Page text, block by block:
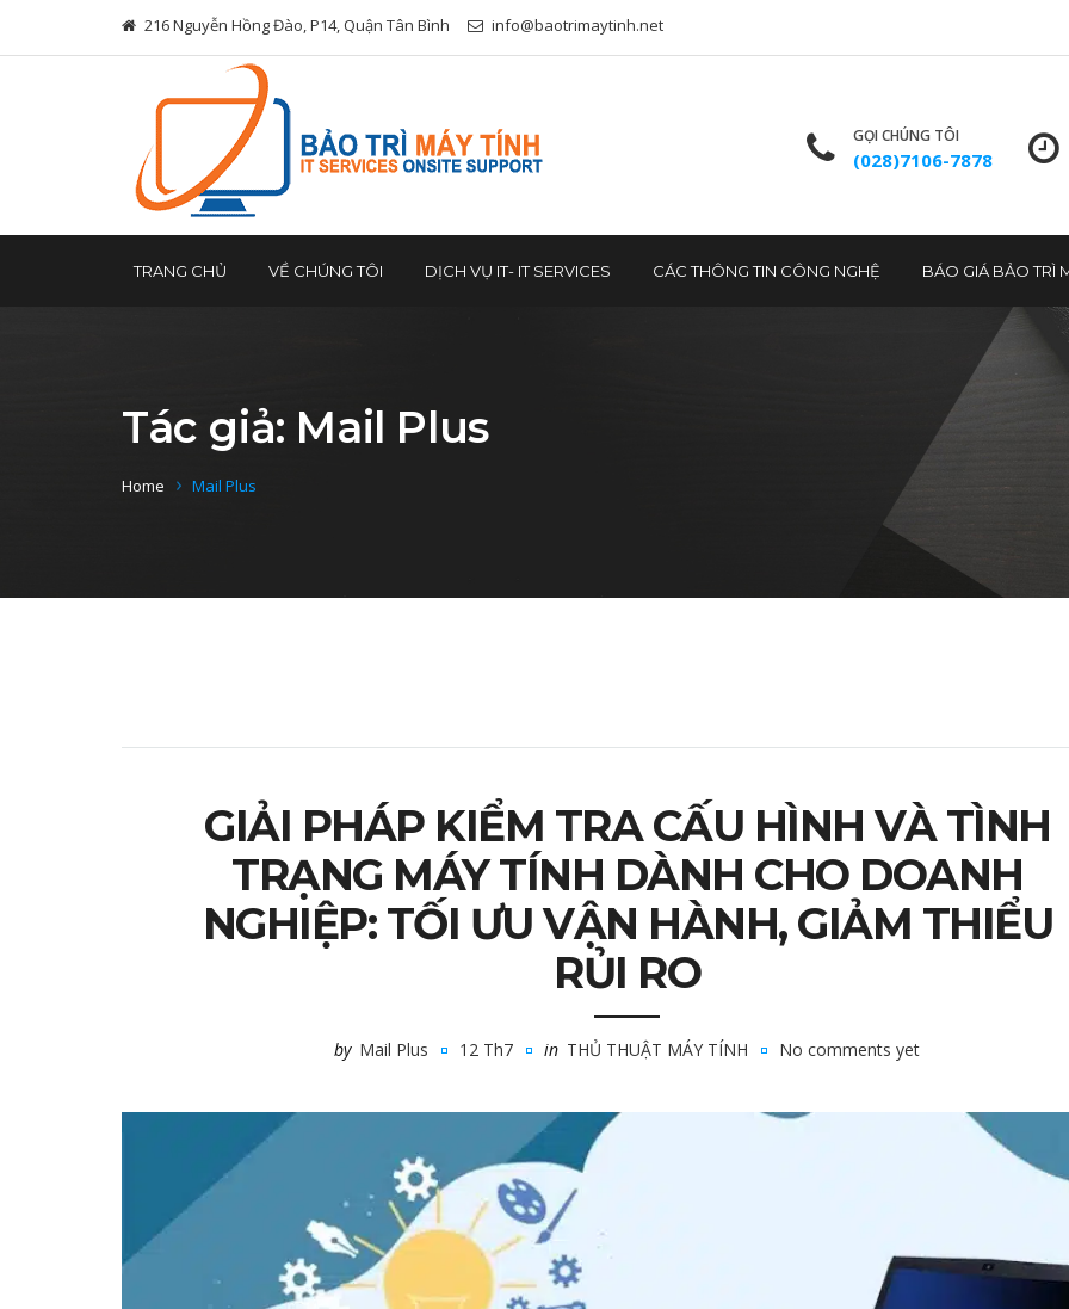
216 Nguyễn Hồng Đào, P14, Quận Tân Bình info@baotrimaytinh.net
GỌI CHÚNG TÔI
(028)7106-7878
TRANG CHỦ VỀ CHÚNG TÔI DỊCH VỤ IT- IT SERVICES CÁC THÔNG TIN CÔNG NGHỆ BÁO GIÁ BẢO TRÌ
Tác giả: Mail Plus
Home Mail Plus
GIẢI PHÁP KIỂM TRA CẤU HÌNH VÀ TÌNH
TRẠNG MÁY TÍNH DÀNH CHO DOANH
NGHIỆP: TỐI ƯU VẬN HÀNH, GIẢM THIỂU
RỦI RO
by Mail Plus 12 Th7 in THỦ THUẬT MÁY TÍNH No comments yet